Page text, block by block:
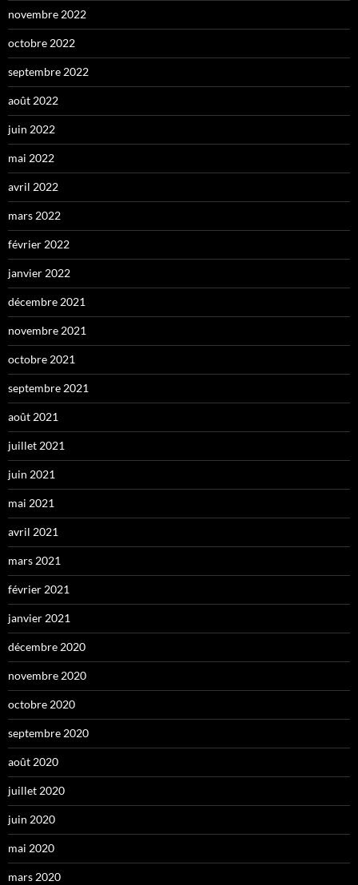
novembre 2022
octobre 2022
septembre 2022
août 2022
juin 2022
mai 2022
avril 2022
mars 2022
février 2022
janvier 2022
décembre 2021
novembre 2021
octobre 2021
septembre 2021
août 2021
juillet 2021
juin 2021
mai 2021
avril 2021
mars 2021
février 2021
janvier 2021
décembre 2020
novembre 2020
octobre 2020
septembre 2020
août 2020
juillet 2020
juin 2020
mai 2020
mars 2020